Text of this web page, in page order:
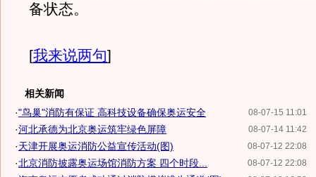
备状态。
[我来说两句]
相关新闻
08-07-15 11:01
·"鸟巢"消防有保证 高科技设备确保奥运安全
08-07-14 11:42
·河北承德为北京奥运筑牢绿色屏障
08-07-12 22:08
·天津开展奥运消防公益宣传活动(图)
08-07-12 22:08
·北京消防披露奥运场馆消防方案 四个时段...